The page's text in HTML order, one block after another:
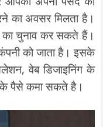
का अवसर मिलता है।
चुनाव कर सकते हैं।
को जाता है। इसके
वेब डिजाइनिंग के
पैसे कमा सकते है।